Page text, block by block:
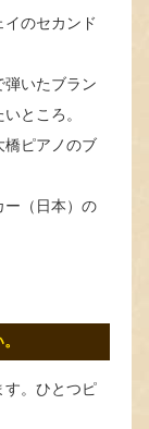
のセカンド
いたブラン
ところ。
ピアノのブ
（日本）の
。ひとつピ